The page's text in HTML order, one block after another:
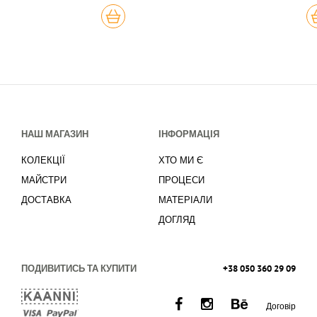
КУПИТЬ
НАШ МАГАЗИН
КОЛЕКЦІЇ
МАЙСТРИ
ДОСТАВКА
ІНФОРМАЦІЯ
ХТО МИ Є
ПРОЦЕСИ
МАТЕРІАЛИ
ДОГЛЯД
ПОДИВИТИСЬ ТА КУПИТИ +38 050 360 29 09
Договір